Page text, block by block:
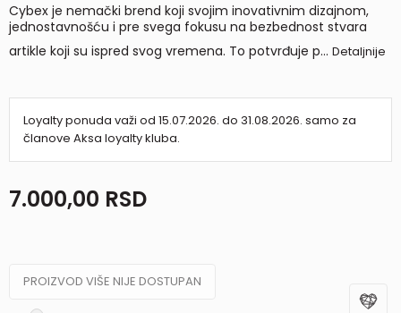
Cybex je nemački brend koji svojim inovativnim dizajnom,
jednostavnošću i pre svega fokusu na bezbednost stvara
artikle koji su ispred svog vremena. To potvrđuje p... Detaljnije
Loyalty ponuda važi od 15.07.2026. do 31.08.2026. samo za
članove Aksa loyalty kluba.
7.000,00 RSD
PROIZVOD VIŠE NIJE DOSTUPAN